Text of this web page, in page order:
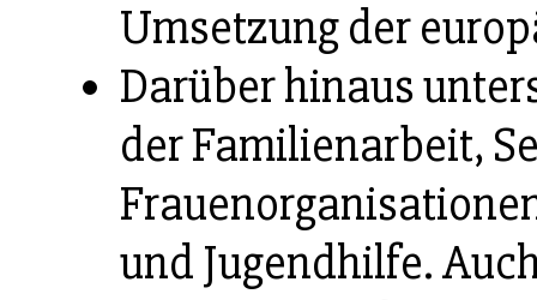
Umsetzung der
Darüber hinaus
der Familienarbeit,
und Jugendhilfe.